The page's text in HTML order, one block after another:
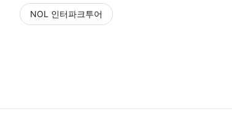
NOL 인터파크투어